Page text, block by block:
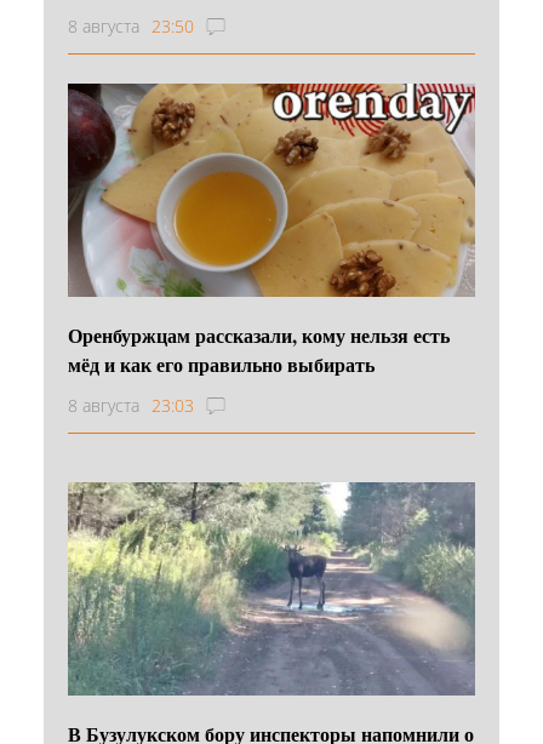
8 августа 23:50
Оренбуржцам рассказали, кому нельзя есть
мёд и как его правильно выбирать
8 августа 23:03
В Бузулукском бору инспекторы напомнили о